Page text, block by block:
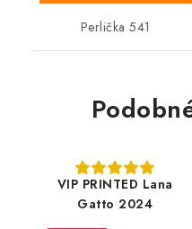
Perlička 541
VIP PRINTED Lana
Gatto 2024